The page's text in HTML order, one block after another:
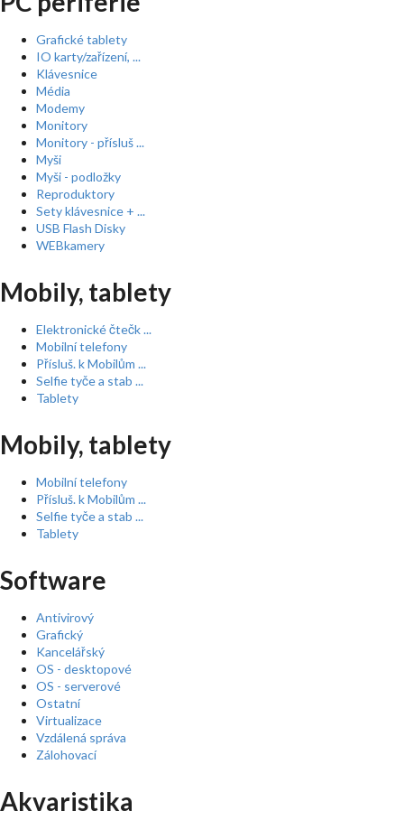
Grafické tablety
IO karty/zařízení, ...
Klávesnice
Média
Modemy
Monitory
Monitory - přísluš ...
Myši
Myši - podložky
Reproduktory
Sety klávesnice + ...
USB Flash Disky
WEBkamery
Mobily, tablety
Elektronické čtečk ...
Mobilní telefony
Přísluš. k Mobilům ...
Selfie tyče a stab ...
Tablety
Mobily, tablety
Mobilní telefony
Přísluš. k Mobilům ...
Selfie tyče a stab ...
Tablety
Software
Antivirový
Grafický
Kancelářský
OS - desktopové
OS - serverové
Ostatní
Virtualizace
Vzdálená správa
Zálohovací
Akvaristika